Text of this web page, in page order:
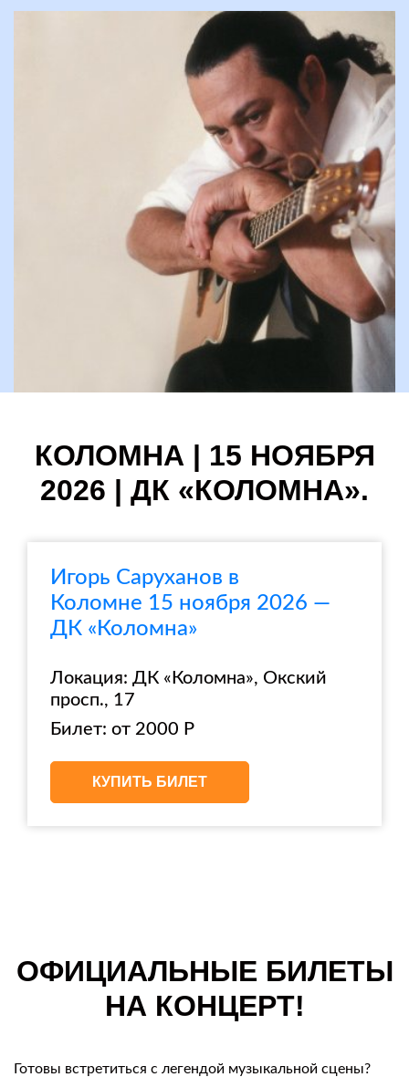
КОЛОМНА | 15 НОЯБРЯ
2026 | ДК «КОЛОМНА».
Игорь Саруханов в
Коломне 15 ноября 2026 —
ДК «Коломна»
Локация: ДК «Коломна», Окский
просп., 17
Билет: от 2000 Р
КУПИТЬ БИЛЕТ
ОФИЦИАЛЬНЫЕ БИЛЕТЫ
НА КОНЦЕРТ!
Готовы встретиться с легендой музыкальной сцены?